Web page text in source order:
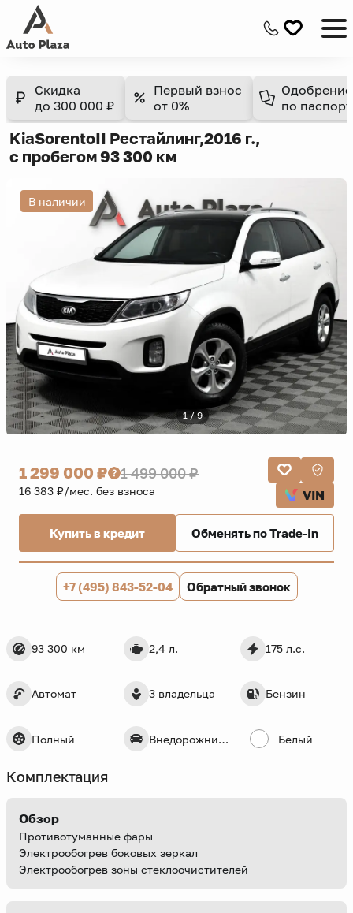
Скидка
до 300 000 ₽
Первый взнос
от 0%
Одобрение
по
KiaSorentoII Рестайлинг,2016 г.,
с пробегом 93 300 км
В наличии
1 / 9
93 300 км 2,4 л. 175 л.с.
Автомат 3 владельца Бензин
Полный Внедорожник 5 дв. Белый
1 299 000 ₽ 1 499 000 ₽
16 383 ₽/мес. без взноса VIN
Купить в кредит Обменять по Trade-In
+7 (495) 843-52-04 Обратный звонок
Комплектация
Обзор
Противотуманные фары
Электрообогрев боковых зеркал
Электрообогрев зоны стеклоочистителей